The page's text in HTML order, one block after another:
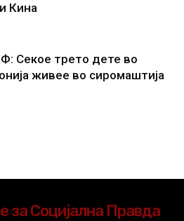
Кина
Секое трето дете во
живее во сиромаштија
Социјална Правда